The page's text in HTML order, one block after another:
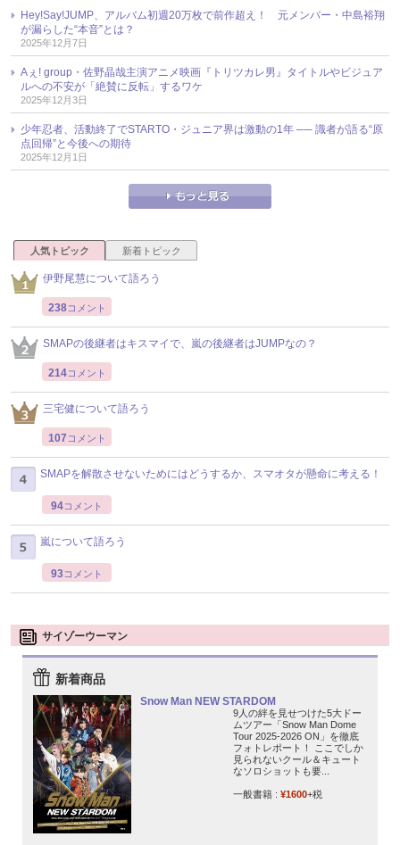
Hey!Say!JUMP、アルバム初週20万枚で前作超え！ 元メンバー・中島裕翔
が漏らした“本音”とは？
2025年12月7日
Aぇ! group・佐野晶哉主演アニメ映画『トリツカレ男』タイトルやビジュア
ルへの不安が「絶賛に反転」するワケ
2025年12月3日
少年忍者、活動終了でSTARTO・ジュニア界は激動の1年 ── 識者が語る“原
点回帰”と今後への期待
2025年12月1日
人気トピック 新着トピック
伊野尾慧について語ろう
238コメント
SMAPの後継者はキスマイで、嵐の後継者はJUMPなの？
214コメント
三宅健について語ろう
107 コメント
SMAPを解散させないためにはどうするか、スマオタが懸命に考える！
94コメント
嵐について語ろう
93コメント
サイゾーウーマン
新着商品
Snow Man NEW STARDOM
9人の絆を見せつけた5大ドー
ムツアー「Snow Man Dome
Tour 2025-2026 ON」を徹底
フォトレポート！ ここでしか
見られないクール＆キュート
なソロショットも要...
一般書籍 : ¥1600+税